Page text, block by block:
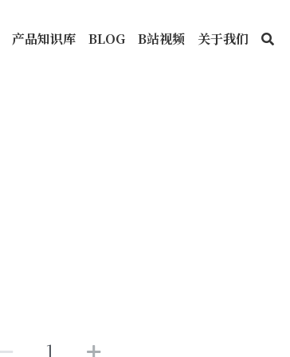
产品知识库 BLOG B站视频 关于我们